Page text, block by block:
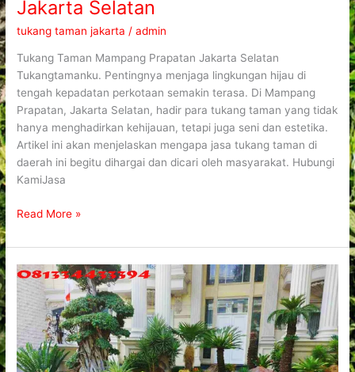
Jakarta Selatan
tukang taman jakarta /admin
Tukang Taman Mampang Prapatan Jakarta Selatan
Tukangtamanku. Pentingnya menjaga lingkungan hijau di
tengah kepadatan perkotaan semakin terasa. Di Mampang
Prapatan, Jakarta Selatan, hadir para tukang taman yang tidak
hanya menghadirkan kehijauan, tetapi juga seni dan estetika.
Artikel ini akan menjelaskan mengapa jasa tukang taman di
daerah ini begitu dihargai dan dicari oleh masyarakat. Hubungi
KamiJasa
Read More »
Tukang
Taman
Pancoran
Jakarta
Selatan